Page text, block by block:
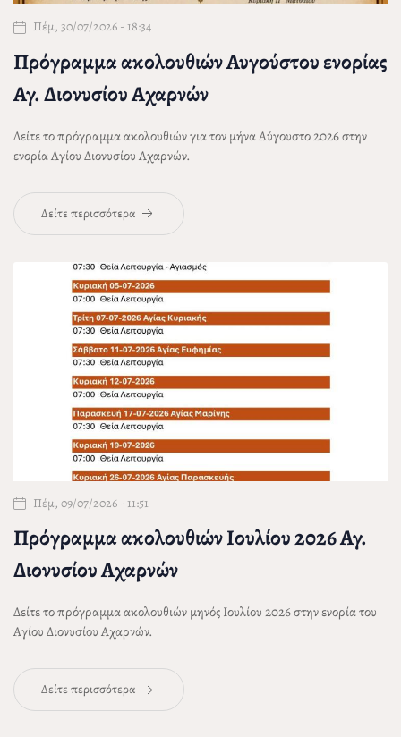
Πέμ, 30/07/2026 - 18:34
Πρόγραμμα ακολουθιών Αυγούστου ενορίας
Αγ. Διονυσίου Αχαρνών
Δείτε το πρόγραμμα ακολουθιών για τον μήνα Αύγουστο 2026 στην
ενορία Αγίου Διονυσίου Αχαρνών.
Δείτε περισσότερα
Πέμ, 09/07/2026 - 11:51
Πρόγραμμα ακολουθιών Ιουλίου 2026 Αγ.
Διονυσίου Αχαρνών
Δείτε το πρόγραμμα ακολουθιών μηνός Ιουλίου 2026 στην ενορία του
Αγίου Διονυσίου Αχαρνών.
Δείτε περισσότερα